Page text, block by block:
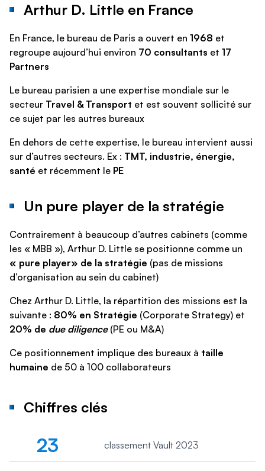
Arthur D. Little en France
En France, le bureau de Paris a ouvert en 1968 et
regroupe aujourd’hui environ 70 consultants et 17
Partners
Le bureau parisien a une expertise mondiale sur le
secteur Travel & Transport et est souvent sollicité sur
ce sujet par les autres bureaux
En dehors de cette expertise, le bureau intervient aussi
sur d’autres secteurs. Ex : TMT, industrie, énergie,
santé et récemment le PE
Un pure player de la stratégie
Contrairement à beaucoup d’autres cabinets (comme
les « MBB »), Arthur D. Little se positionne comme un
« pure player» de la stratégie (pas de missions
d’organisation au sein du cabinet)
Chez Arthur D. Little, la répartition des missions est la
suivante : 80% en Stratégie (Corporate Strategy) et
20% de due diligence (PE ou M&A)
Ce positionnement implique des bureaux à taille
humaine de 50 à 100 collaborateurs
Chiffres clés
23 classement Vault 2023